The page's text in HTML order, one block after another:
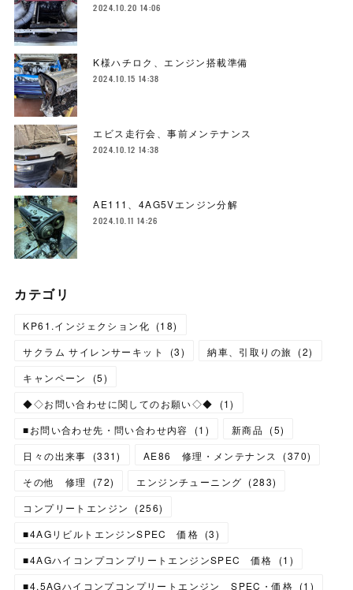
2024.10.20 14:06
K様ハチロク、エンジン搭載準備
2024.10.15 14:38
エビス走行会、事前メンテナンス
2024.10.12 14:38
AE111、4AG5Vエンジン分解
2024.10.11 14:26
カテゴリ
KP61.インジェクション化 (18)
サクラム サイレンサーキット
(3) 納車、引取りの旅 (2)
キャンペーン
(5)
◆◇お問い合わせに関してのお願い◇◆
(1)
■お問い合わせ先・問い合わせ内容
(1 ) 新商品 (5)
日々の出来事
(331) AE86 修理・メンテナンス (370)
その他 修理
(72) エンジンチューニング (283)
コンプリートエンジン
(256)
■4AGリビルトエンジンSPEC 価格 (3)
■4AGハイコンプコンプリートエンジンSPEC 価格
(1 )
■4.5AGハイコンプコンプリートエンジン SPEC・価格 (1 )